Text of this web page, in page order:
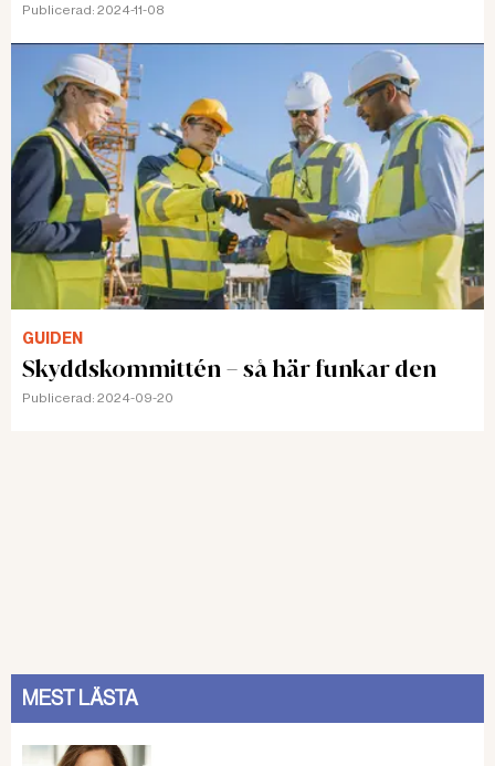
Publicerad: 2024-11-08
GUIDEN
Skyddskommittén – så här funkar den
Publicerad: 2024-09-20
MEST LÄSTA